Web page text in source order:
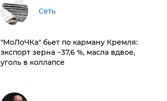
Сеть
​"МоЛоЧКа" бьет по карману Кремля:
экспорт зерна −37,6 %, масла вдвое,
уголь в коллапсе